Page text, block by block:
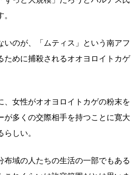
いのが、「ムティス」という南アフ
ために捕殺されるオオヨロイトカゲ
、女性がオオヨロイトカゲの粉末を
が多くの交際相手を持つことに寛大
しい。
布域の人たちの生活の一部でもある